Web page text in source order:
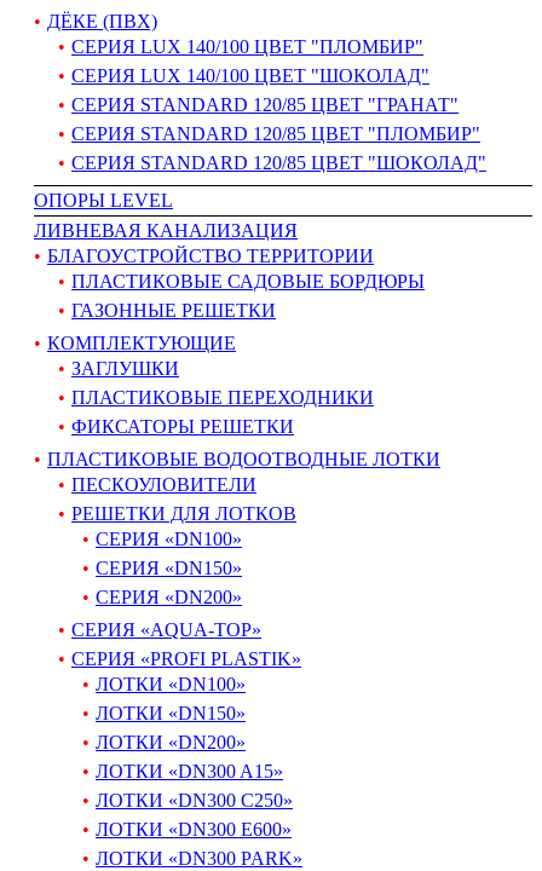
ДЁКЕ (ПВХ)
СЕРИЯ LUX 140/100 ЦВЕТ "ПЛОМБИР"
СЕРИЯ LUX 140/100 ЦВЕТ "ШОКОЛАД"
СЕРИЯ STANDARD 120/85 ЦВЕТ "ГРАНАТ"
СЕРИЯ STANDARD 120/85 ЦВЕТ "ПЛОМБИР"
СЕРИЯ STANDARD 120/85 ЦВЕТ "ШОКОЛАД"
ОПОРЫ LEVEL
ЛИВНЕВАЯ КАНАЛИЗАЦИЯ
БЛАГОУСТРОЙСТВО ТЕРРИТОРИИ
ПЛАСТИКОВЫЕ САДОВЫЕ БОРДЮРЫ
ГАЗОННЫЕ РЕШЕТКИ
КОМПЛЕКТУЮЩИЕ
ЗАГЛУШКИ
ПЛАСТИКОВЫЕ ПЕРЕХОДНИКИ
ФИКСАТОРЫ РЕШЕТКИ
ПЛАСТИКОВЫЕ ВОДООТВОДНЫЕ ЛОТКИ
ПЕСКОУЛОВИТЕЛИ
РЕШЕТКИ ДЛЯ ЛОТКОВ
СЕРИЯ «DN100»
СЕРИЯ «DN150»
СЕРИЯ «DN200»
СЕРИЯ «AQUA-TOP»
СЕРИЯ «PROFI PLASTIK»
ЛОТКИ «DN100»
ЛОТКИ «DN150»
ЛОТКИ «DN200»
ЛОТКИ «DN300 A15»
ЛОТКИ «DN300 C250»
ЛОТКИ «DN300 E600»
ЛОТКИ «DN300 PARK»